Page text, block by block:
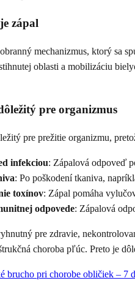
zápal
mechanizmus, ktorý sa
oblasti a mobilizáciu
pre organizmus
pre prežitie organizmu,
infekciou: Zápalová odpoveď
: Po poškodení tkaniva,
toxínov: Zápal pomáha
odpovede: Zápalová
pre zdravie,
choroba pľúc. Preto je
brucho pri chorobe obličiek – 7